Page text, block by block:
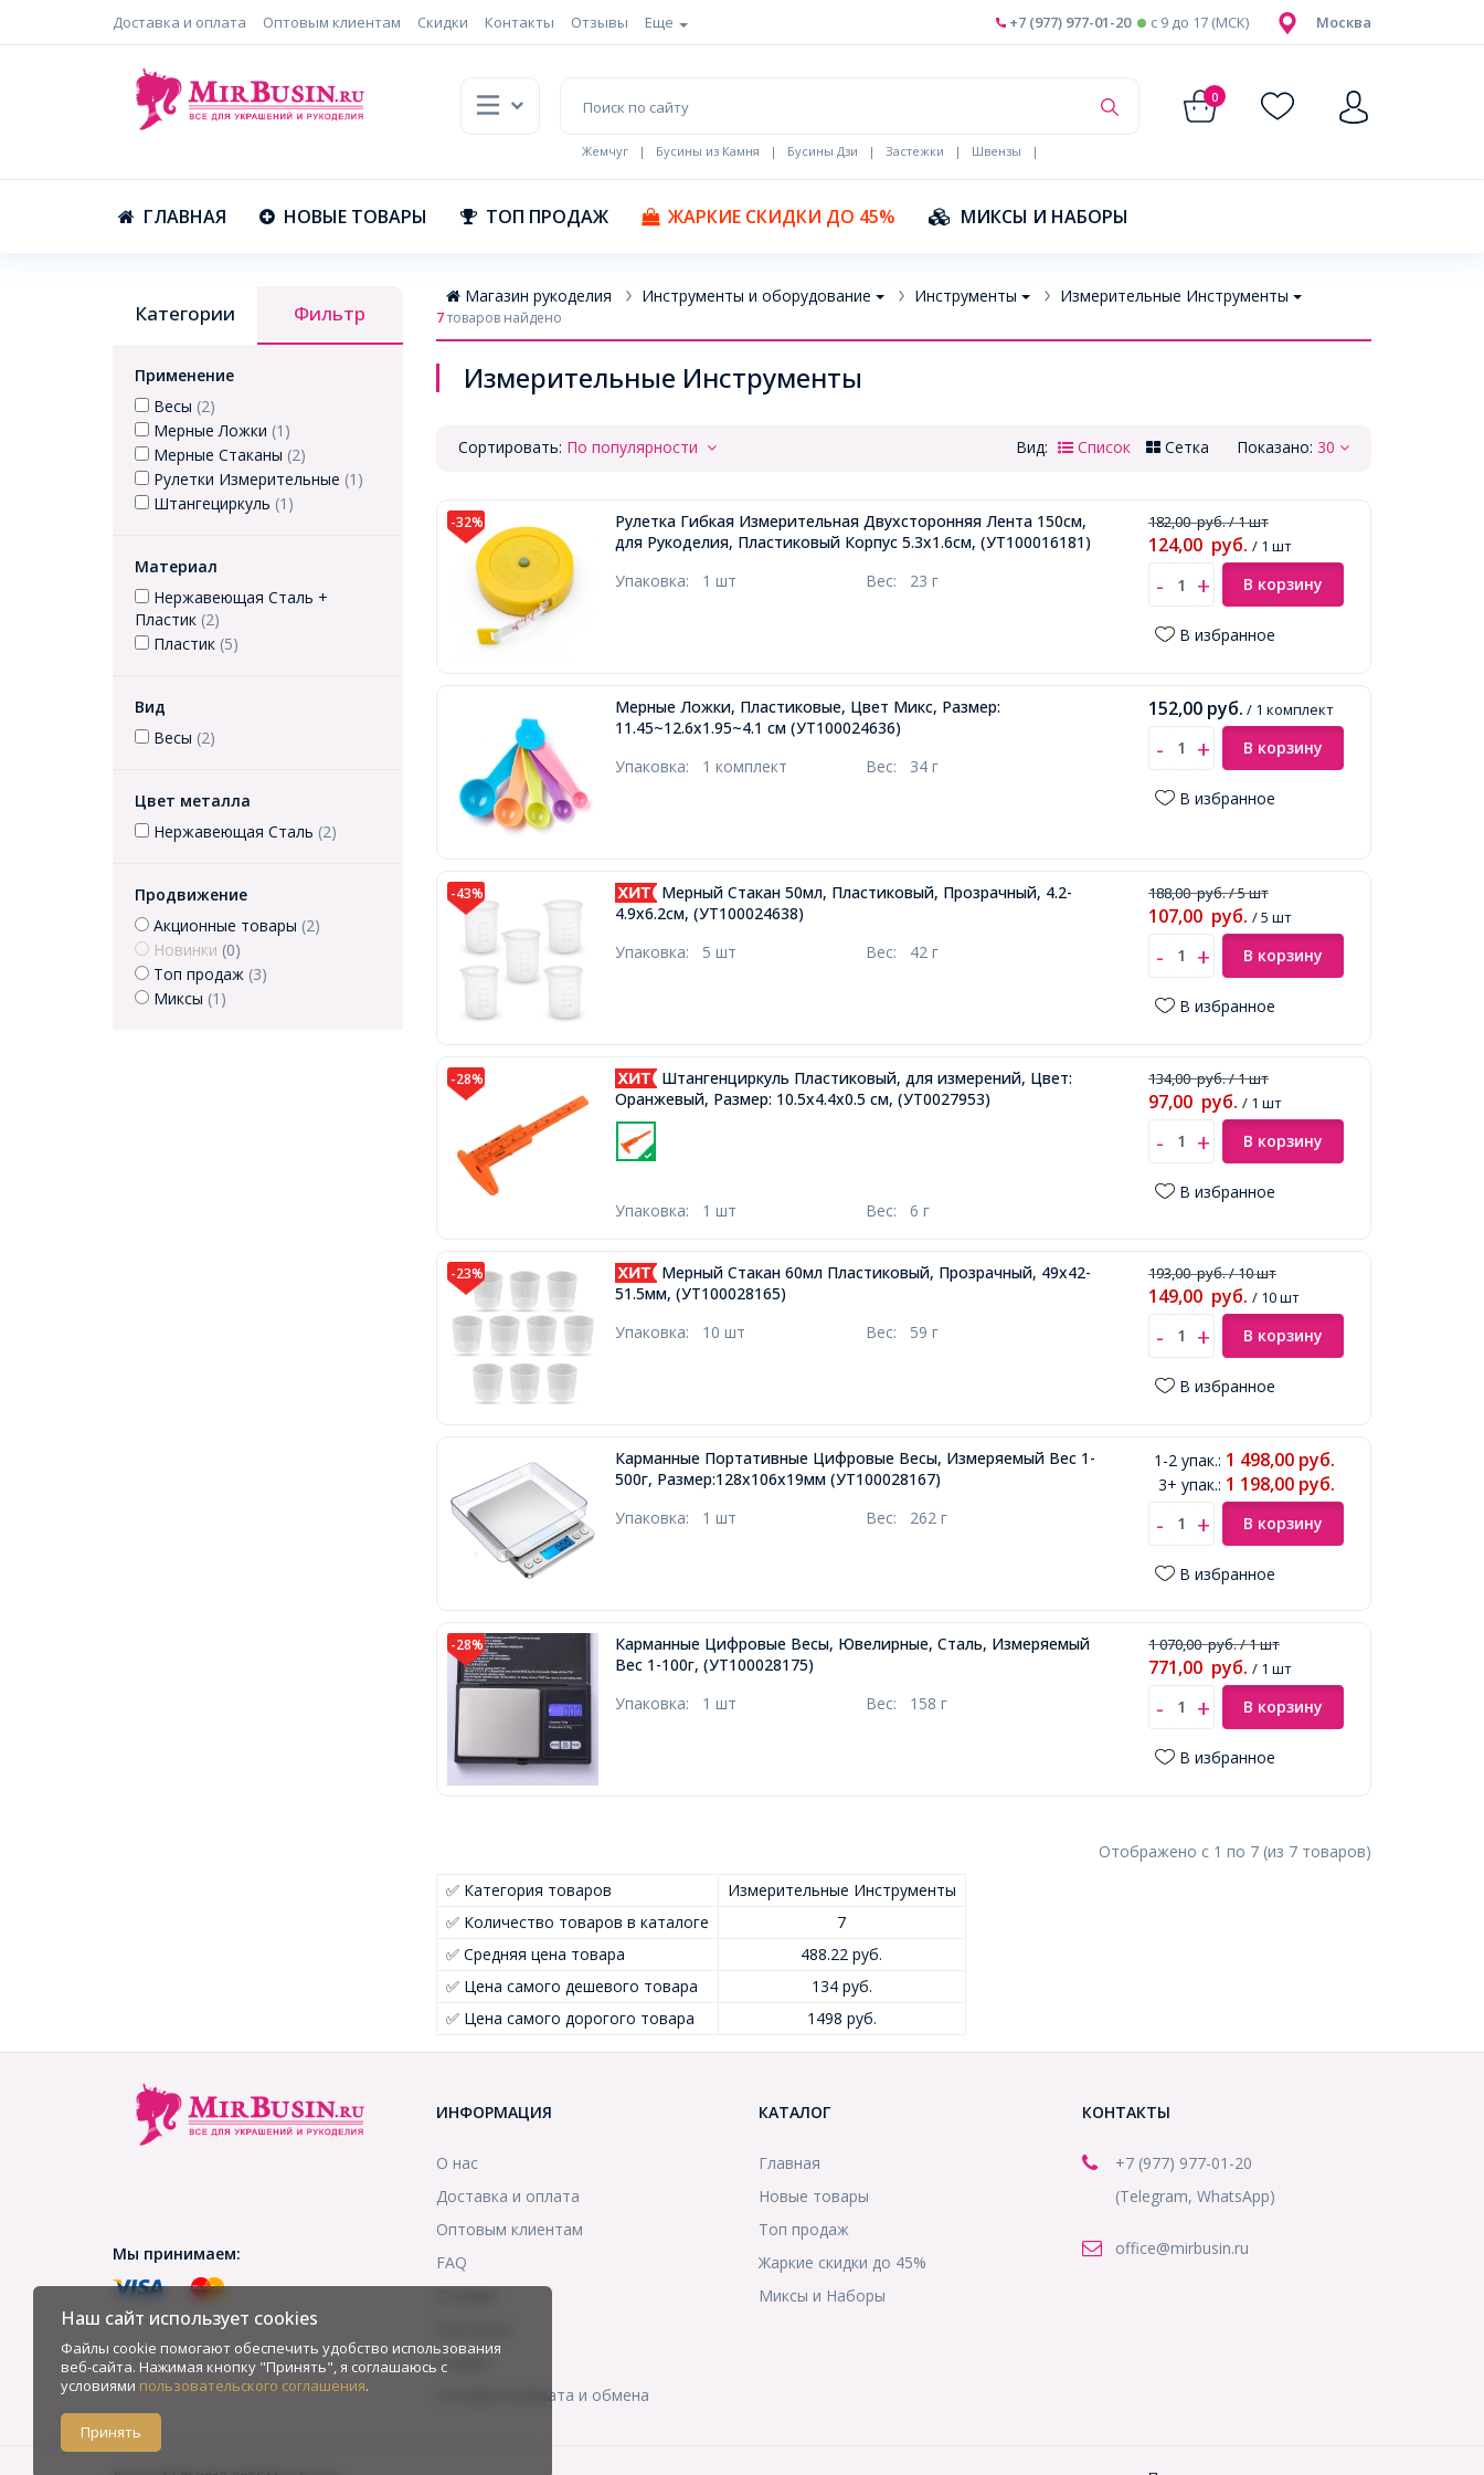
Доставка и оплата Оптовым клиентам Скидки Контакты Отзывы Еще Москва
+7 (977) 977-01-20 c 9 до 17 (МСК)
0
Жемчуг | Бусины из Камня | Бусины Дзи | Застежки | Швензы
|
ГЛАВНАЯ НОВЫЕ ТОВАРЫ ТОП ПРОДАЖ ЖАРКИЕ СКИДКИ ДО 45% МИКСЫ И НАБОРЫ
Категории Фильтр
Применение
Весы (2)
Мерные Ложки (1)
Мерные Стаканы (2)
Рулетки Измерительные (1)
Штангециркуль (1)
Материал
Нержавеющая Сталь +
Пластик (2)
Пластик (5)
Вид
Весы (2)
Цвет металла
Нержавеющая Сталь (2)
Продвижение
Акционные товары (2)
Новинки (0)
Топ продаж (3)
Миксы (1)
Магазин рукоделия Инструменты и оборудование Инструменты Измерительные Инструменты
7товаров найдено
Измерительные Инструменты
Сортировать: По популярности Показано: 30
Вид: Список Сетка
-32%
Рулетка Гибкая Измерительная Двухсторонняя Лента 150см,
для Рукоделия, Пластиковый Корпус 5.3x1.6см, (УТ100016181)
Упаковка: 1 шт Вес: 23 г
182,00руб./ 1 шт
124,00 руб. / 1 шт
В корзину
В избранное
Мерные Ложки, Пластиковые, Цвет Микс, Размер:
11.45~12.6x1.95~4.1 см (УТ100024636)
Упаковка: 1 комплект Вес: 34 г
152,00 руб. / 1 комплект
В корзину
В избранное
-43%
Мерный Стакан 50мл, Пластиковый, Прозрачный, 4.2-
4.9x6.2см, (УТ100024638)
Упаковка: 5 шт Вес: 42 г
188,00руб./ 5 шт
107,00 руб. / 5 шт
В корзину
В избранное
-28%
Штангенциркуль Пластиковый, для измерений, Цвет:
Оранжевый, Размер: 10.5х4.4х0.5 см, (УТ0027953)
Упаковка: 1 шт Вес: 6 г
134,00руб./ 1 шт
97,00 руб. / 1 шт
В корзину
В избранное
-23%
Мерный Стакан 60мл Пластиковый, Прозрачный, 49х42-
51.5мм, (УТ100028165)
Упаковка: 10 шт Вес: 59 г
193,00руб./ 10 шт
149,00 руб. / 10 шт
В корзину
В избранное
Карманные Портативные Цифровые Весы, Измеряемый Вес 1-
500г, Размер:128x106x19мм (УТ100028167)
Упаковка: 1 шт Вес: 262 г
1-2 упак.: 1 498,00 руб.
3+ упак.: 1 198,00 руб.
В корзину
В избранное
-28%
Карманные Цифровые Весы, Ювелирные, Сталь, Измеряемый
Вес 1-100г, (УТ100028175)
Упаковка: 1 шт Вес: 158 г
1 070,00руб./ 1 шт
771,00 руб. / 1 шт
В корзину
В избранное
Отображено с 1 по 7 (из 7 товаров)
✅ Категория товаров
Измерительные Инструменты
✅ Количество товаров в каталоге
7
✅ Средняя цена товара
488.22 руб.
✅ Цена самого дешевого товара
134 руб.
✅ Цена самого дорогого товара
1498 руб.
Мы принимаем:
ИНФОРМАЦИЯ
О нас
Доставка и оплата
Оптовым клиентам
FAQ
Скидки
Условия возврата и обмена
КАТАЛОГ
Главная
Новые товары
Топ продаж
Жаркие скидки до 45%
Миксы и Наборы
КОНТАКТЫ
+7 (977) 977-01-20
(Telegram, WhatsApp)
office@mirbusin.ru
Наш сайт использует cookies
Файлы cookie помогают обеспечить удобство использования
веб-сайта. Нажимая кнопку "Принять", я соглашаюсь с
условиями пользовательского соглашения.
Принять